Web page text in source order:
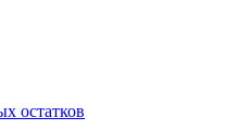
остатков